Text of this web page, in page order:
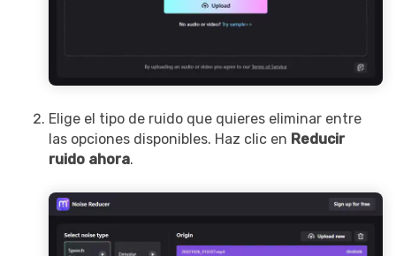
Elige el tipo de ruido que quieres eliminar entre
las opciones disponibles. Haz clic en Reducir
ruido ahora.